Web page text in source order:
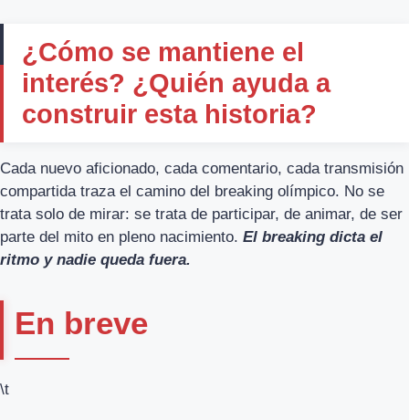
¿Cómo se mantiene el
interés? ¿Quién ayuda a
construir esta historia?
Cada nuevo aficionado, cada comentario, cada transmisión
compartida traza el camino del breaking olímpico. No se
trata solo de mirar: se trata de participar, de animar, de ser
parte del mito en pleno nacimiento. El breaking dicta el
ritmo y nadie queda fuera.
En breve
\t